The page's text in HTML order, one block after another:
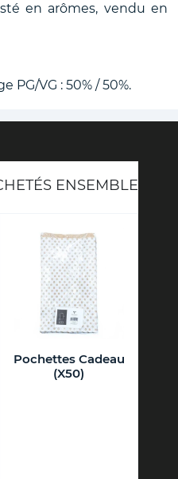
en arômes, vendu en
PG/VG : 50% / 50%.
ENSEMBLE
Pochettes Cadeau
(X50)